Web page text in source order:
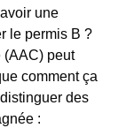
une
le permis B ?
(AAC) peut
comment ça
des
: